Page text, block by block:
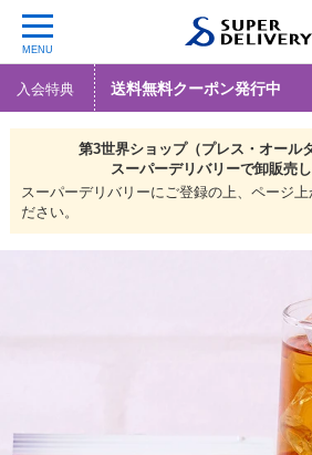
MENU
入会特典 送料無料クーポン発行中
第3世界ショップ（プレス・オール
スーパーデリバリーで卸販売
スーパーデリバリーにご登録の上、ページ上
ださい。